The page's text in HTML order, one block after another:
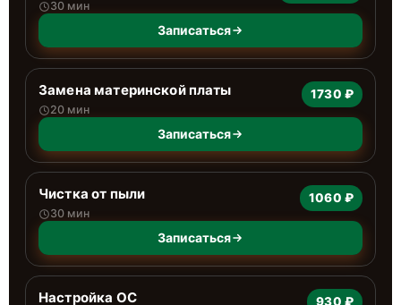
30 мин
Записаться
Замена материнской платы
20 мин
1730 ₽
Записаться
Чистка от пыли
30 мин
1060 ₽
Записаться
Настройка ОС 930 ₽